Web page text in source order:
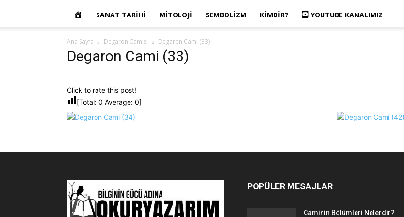
OKUR
YAZARIM
SANAT TARIHI MITOLOJI SEMBOLIZM KIMDIR? YOUTUBE KANALIMIZ
Ana Sayfa Degaron Camisi Degaron Cami (33)
Degaron Cami (33)
Click to rate this post!
[Total: 0 Average: 0]
POPÜLER MESAJLAR
Caminin Bölümleri Nelerdir?